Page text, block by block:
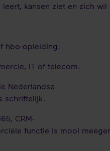
leert, kansen ziet en zich
hbo-opleiding.
IT of telecom.
Nederlandse
schriftelijk.
CRM-
functie is mooi